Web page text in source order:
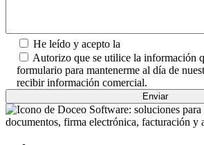
He leído y acepto la
Autorizo que se utilice la información
formulario para mantenerme al día de
recibir información comercial.